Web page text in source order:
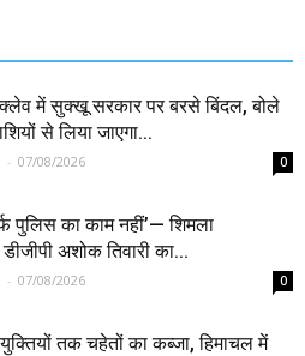
में सुक्खू सरकार पर बरसे बिंदल, बोले
से लिया जाएगा...
- 07/08/2026 0
पुलिस का काम नहीं’— शिमला
अशोक तिवारी का...
- 07/08/2026 0
तक चहेतों का कब्जा, हिमाचल में